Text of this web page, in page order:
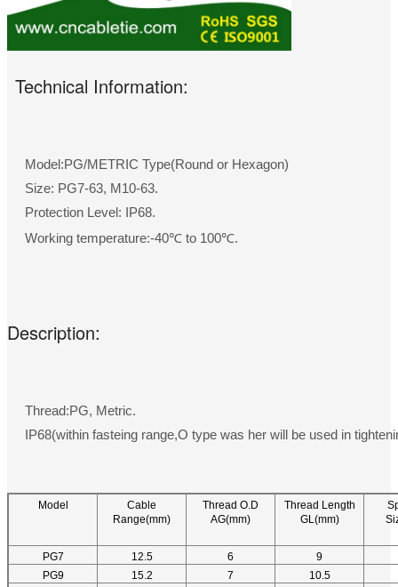
Technical Information:
Model:PG/METRIC Type(Round or Hexagon)
Size: PG7-63, M10-63.
Protection Level: IP68.
Working temperature:-40℃ to 100℃.
Description:
Thread:PG, Metric.
IP68(within fasteing range,O type was her will be used in
Model
Cable
Range(mm)
Thread O.D
AG(mm)
Thread Length
GL(mm)
PG7 12.5 6
9
PG9
15.2 7
10.5